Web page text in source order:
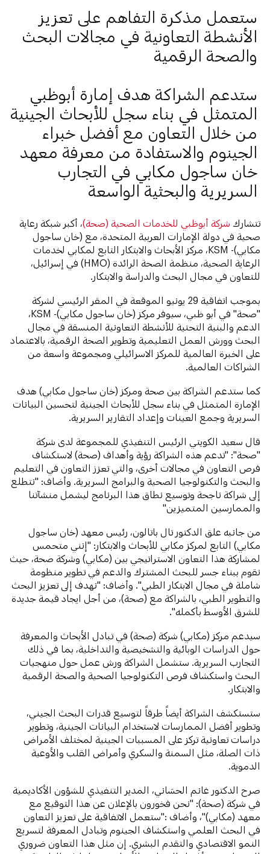
ستعمل مذكرة التفاهم على تعزيز
الأنشطة التعاونية في مجالات البحث
والصحة الرقمية
ستدعم الشراكة هدف إمارة أبوظبي
المتمثل في بناء سجل للأبحاث الجينية
من خلال التعاون مع أفضل خبراء
الجينوم والاستفادة من معرفة معهد
خان ساجول مكابي في التجارب
السريرية والبحثية الواسعة
تتشارك شركة أبوظبي للخدمات الصحية (صحة)، أكبر شبكة رعاية
صحية في دولة الإمارات العربية المتحدة، مع (خان ساجول
مكابي)- KSM، مركز الأبحاث والابتكار التابع لمكابي لخدمات
الرعاية الصحية، منظمة الصحة الرائدة (HMO) في إسرائيل،
للتعاون في مجال البحث والدراسة والابتكار.
بموجب اتفاقية 29 يونيو الموقعة في المقر الرئيسي لشركة
"صحة" في أبو ظبي، سيوفر مركز (خان ساجول مكابي)- KSM،
الدعم والبنية التحتية للأنشطة التعاونية المنسقة في مجال
البحث وورش العمل التعليمية وتطوير الصحة الرقمية، بالاعتماد
على الخبرة العالمية للمركز الاسرائيلي ومجموعة واسعة من
الشراكات العالمية.
كما ستدعم الشراكة بين صحة ومركز (خان ساجول مكابي) هدف
الإمارة المتمثل في بناء سجل للأبحاث الجينية لتحسين البيانات
السريرية وجمع العينات وإعداد التقارير السريرية.
قال سعيد الكويتي الرئيس التنفيذي للمجموعة لدى شركة
"صحة": "تدعم هذه الشراكة رؤية وأهداف (صحة) لاستكشاف
فرص التعاون في مجالات أخرى، والتي تعزز التعاون في التعليم
والبحث والتكنولوجيا الصحية والبرامج السريرية. وأضاف: "نتطلع
إلى شراكة ناجحة وتوسيع نطاق هذا البرنامج ليشمل منشآتنا
والممارسين المتميزين"
من جانبه علق الدكتور تال باتالون، رئيس معهد (خان ساجول
مكابي) التابع لمركز مكابي للأبحاث والابتكار: "إنني متحمس
لمشاركة هذا التعاون الاستراتيجي بين (مكابي) وشركة صحة، حيث
نقوم ببناء جسر للبحث المشترك والدعم في تطوير منظومة
شاملة في مجال الابتكار الطبي". وأضاف: "نهدف إلى تعزيز البحث
والتطوير الطبي، بالشراكة مع (صحة)، من أجل ايجاد قيمة جديدة
للشرق الأوسط بأكمله".
سيدعم مركز (مكابي) شركة (صحة) في تبادل الأبحاث والمعرفة
حول الدراسات الوبائية والتشخيصية والتداخلية، بما في ذلك
التجارب السريرية. ستشمل الشراكة ورش عمل حول منهجيات
البحث واستكشاف فرص التكنولوجيا الصحية والصحة الرقمية
والابتكار.
ستستكشف الشراكة أيضاً طرقاً لتوسيع قدرات البحث الجيني،
وتطوير أفضل الممارسات لاستخدام البيانات الجينية، وتطوير
دراسات تعاونية تركز على المسببات الجينية لمختلف الأمراض
ذات الصلة، مثل السمنة والسكري وأمراض القلب والأوعية
الدموية.
صرح الدكتور غانم الحسَاني، المدير التنفيذي للشؤون الأكاديمية
في شركة (صحة): "نحن فخورون بالإعلان عن هذا التوقيع مع
معهد (مكابي)"، وأضاف :"ستعمل الاتفاقية على تعزيز التعاون
في البحث العلمي واستكشاف الجينوم وتبادل المعرفة لتسريع
النمو الاقتصادي والتقدم البشري. إن مثل هذا التعاون ضروري